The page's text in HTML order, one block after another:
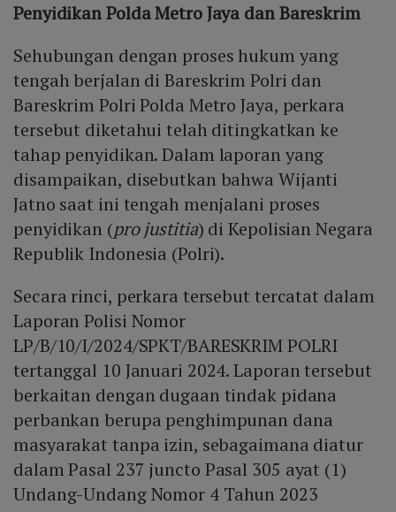
Penyidikan Polda Metro Jaya dan Bareskrim
Sehubungan dengan proses hukum yang
tengah berjalan di Bareskrim Polri dan
Bareskrim Polri Polda Metro Jaya, perkara
tersebut diketahui telah ditingkatkan ke
tahap penyidikan. Dalam laporan yang
disampaikan, disebutkan bahwa Wijanti
Jatno saat ini tengah menjalani proses
penyidikan (pro justitia) di Kepolisian Negara
Republik Indonesia (Polri).
Secara rinci, perkara tersebut tercatat dalam
Laporan Polisi Nomor
LP/B/10/I/2024/SPKT/BARESKRIM POLRI
tertanggal 10 Januari 2024. Laporan tersebut
berkaitan dengan dugaan tindak pidana
perbankan berupa penghimpunan dana
masyarakat tanpa izin, sebagaimana diatur
dalam Pasal 237 juncto Pasal 305 ayat (1)
Undang-Undang Nomor 4 Tahun 2023